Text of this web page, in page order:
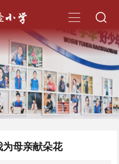
 
为母亲献朵花